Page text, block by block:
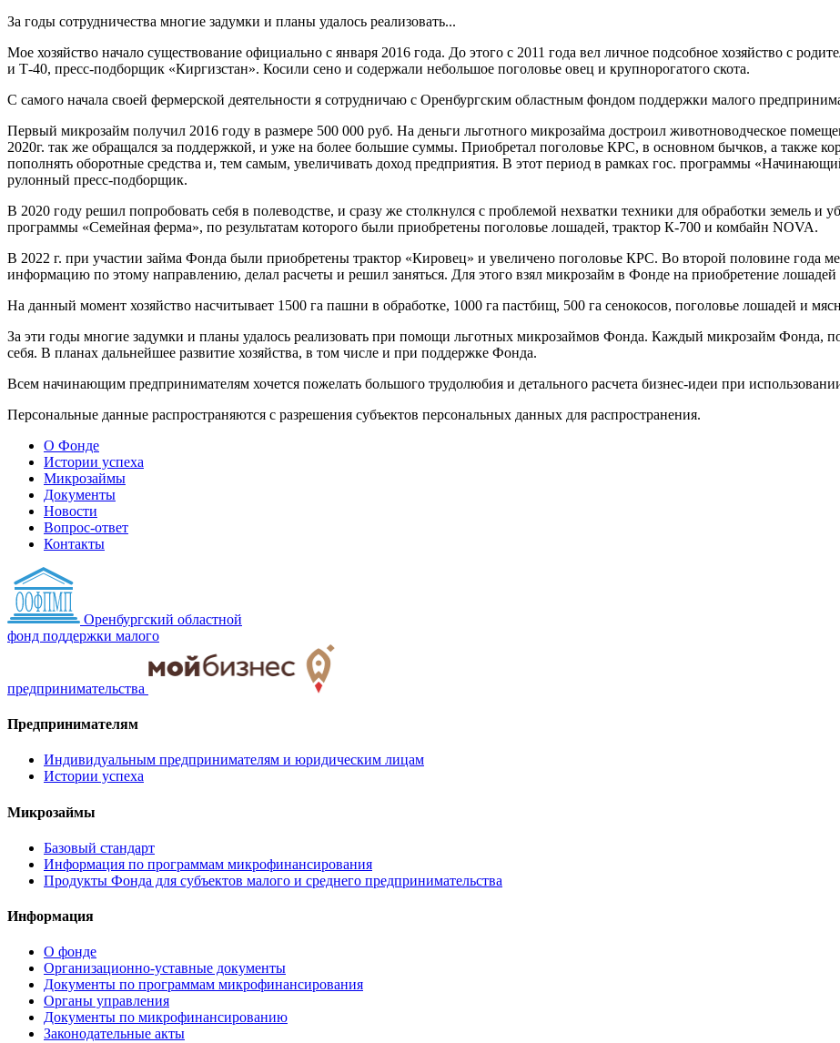
За годы сотрудничества многие задумки и планы удалось реализовать...
Мое хозяйство начало существование официально с января 2016 года. До этого с 2011 года вел личное подсобное хозяйство с
и Т-40, пресс-подборщик «Киргизстан». Косили сено и содержали небольшое поголовье овец и крупнорогатого скота.
С самого начала своей фермерской деятельности я сотрудничаю с Оренбургским областным фондом поддержки малого
Первый микрозайм получил 2016 году в размере 500 000 руб. На деньги льготного микрозайма достроил животноводческое
2020г. так же обращался за поддержкой, и уже на более большие суммы. Приобретал поголовье КРС, в основном бычков, а также
пополнять оборотные средства и, тем самым, увеличивать доход предприятия. В этот период в рамках гос. программы
рулонный пресс-подборщик.
В 2020 году решил попробовать себя в полеводстве, и сразу же столкнулся с проблемой нехватки техники для обработки земель и
программы «Семейная ферма», по результатам которого были приобретены поголовье лошадей, трактор К-700 и комбайн NOVA.
В 2022 г. при участии займа Фонда были приобретены трактор «Кировец» и увеличено поголовье КРС. Во второй половине года
информацию по этому направлению, делал расчеты и решил заняться. Для этого взял микрозайм в Фонде на приобретение
На данный момент хозяйство насчитывает 1500 га пашни в обработке, 1000 га пастбищ, 500 га сенокосов, поголовье лошадей и
За эти годы многие задумки и планы удалось реализовать при помощи льготных микрозаймов Фонда. Каждый микрозайм Фонда,
себя. В планах дальнейшее развитие хозяйства, в том числе и при поддержке Фонда.
Всем начинающим предпринимателям хочется пожелать большого трудолюбия и детального расчета бизнес-идеи при
Персональные данные распространяются с разрешения субъектов персональных данных для распространения.
О Фонде
Истории успеха
Микрозаймы
Документы
Новости
Вопрос-ответ
Контакты
Оренбургский областной
фонд поддержки малого
предпринимательства
Предпринимателям
Индивидуальным предпринимателям и юридическим лицам
Истории успеха
Микрозаймы
Базовый стандарт
Информация по программам микрофинансирования
Продукты Фонда для субъектов малого и среднего предпринимательства
Информация
О фонде
Организационно-уставные документы
Документы по программам микрофинансирования
Органы управления
Документы по микрофинансированию
Законодательные акты